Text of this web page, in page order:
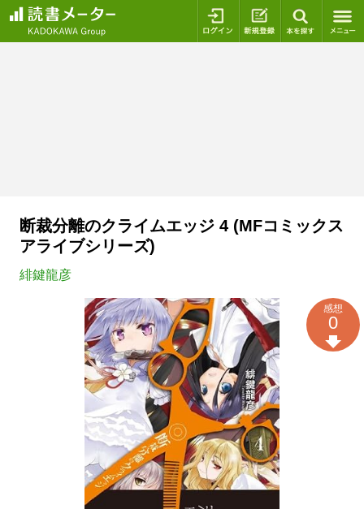
ログイン 新規登録
断裁分離のクライムエッジ 4 (MFコミックス
アライブシリーズ)
緋鍵龍彦
感想
0